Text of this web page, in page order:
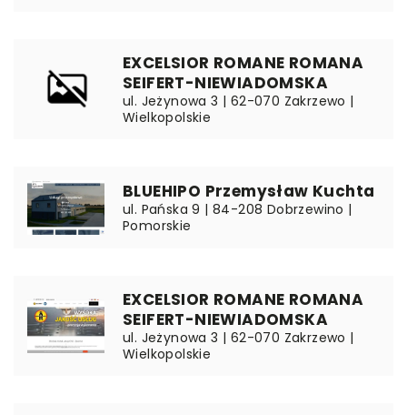
EXCELSIOR ROMANE ROMANA
SEIFERT-NIEWIADOMSKA
ul. Jeżynowa 3 | 62-070 Zakrzewo |
Wielkopolskie
BLUEHIPO Przemysław Kuchta
ul. Pańska 9 | 84-208 Dobrzewino |
Pomorskie
EXCELSIOR ROMANE ROMANA
SEIFERT-NIEWIADOMSKA
ul. Jeżynowa 3 | 62-070 Zakrzewo |
Wielkopolskie